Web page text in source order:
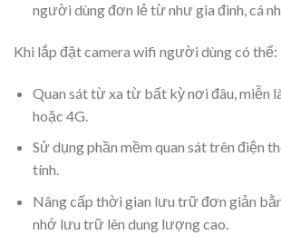
người dùng đơn lẻ từ như gia đình, cá
Khi lắp đặt camera wifi người dùng có thể:
Quan sát từ xa từ bất kỳ nơi đâu, miễn
hoặc 4G.
Sử dụng phần mềm quan sát trên điện
tính.
Nâng cấp thời gian lưu trữ đơn giản
nhớ lưu trữ lên dung lượng cao.